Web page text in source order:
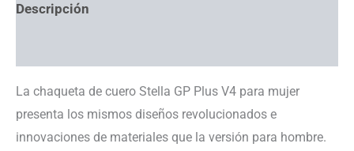
Descripción
La chaqueta de cuero Stella GP Plus V4 para mujer
presenta los mismos diseños revolucionados e
innovaciones de materiales que la versión para hombre.